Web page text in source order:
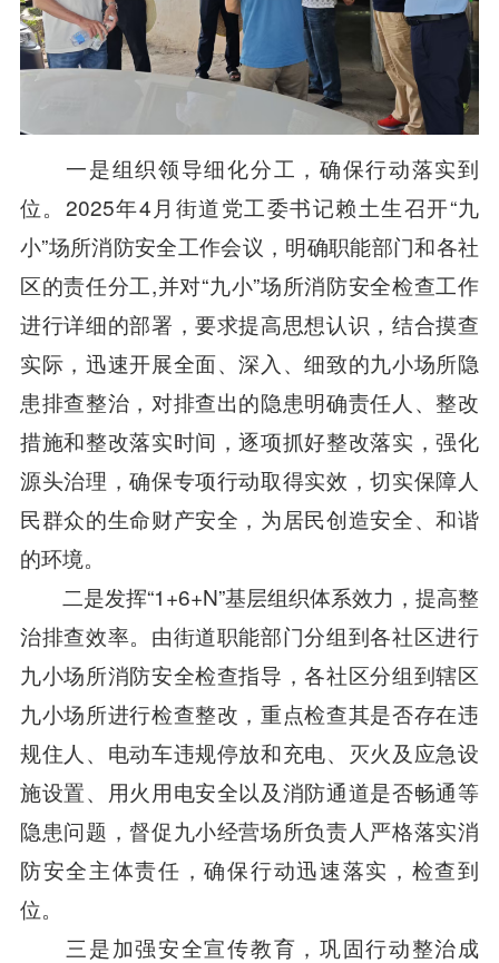
一是组织领导细化分工，确保行动落实到
位。2025年4月街道党工委书记赖土生召开“九
小”场所消防安全工作会议，明确职能部门和各社
区的责任分工,并对“九小”场所消防安全检查工作
进行详细的部署，要求提高思想认识，结合摸查
实际，迅速开展全面、深入、细致的九小场所隐
患排查整治，对排查出的隐患明确责任人、整改
措施和整改落实时间，逐项抓好整改落实，强化
源头治理，确保专项行动取得实效，切实保障人
民群众的生命财产安全，为居民创造安全、和谐
的环境。
二是发挥“1+6+N”基层组织体系效力，提高整
治排查效率。由街道职能部门分组到各社区进行
九小场所消防安全检查指导，各社区分组到辖区
九小场所进行检查整改，重点检查其是否存在违
规住人、电动车违规停放和充电、灭火及应急设
施设置、用火用电安全以及消防通道是否畅通等
隐患问题，督促九小经营场所负责人严格落实消
防安全主体责任，确保行动迅速落实，检查到
位。
三是加强安全宣传教育，巩固行动整治成